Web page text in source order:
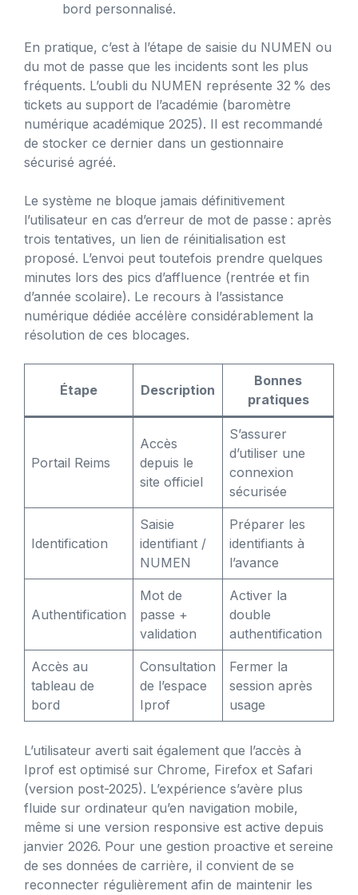
bord personnalisé.
En pratique, c’est à l’étape de saisie du NUMEN ou
du mot de passe que les incidents sont les plus
fréquents. L’oubli du NUMEN représente 32 % des
tickets au support de l’académie (baromètre
numérique académique 2025). Il est recommandé
de stocker ce dernier dans un gestionnaire
sécurisé agréé.
Le système ne bloque jamais définitivement
l’utilisateur en cas d’erreur de mot de passe : après
trois tentatives, un lien de réinitialisation est
proposé. L’envoi peut toutefois prendre quelques
minutes lors des pics d’affluence (rentrée et fin
d’année scolaire). Le recours à l’assistance
numérique dédiée accélère considérablement la
résolution de ces blocages.
Étape Description
Bonnes
pratiques
Portail Reims
Accès
depuis le
site officiel
S’assurer
d’utiliser une
connexion
sécurisée
Identification
Saisie
identifiant /
NUMEN
Préparer les
identifiants à
l’avance
Authentification
Mot de
passe +
validation
Activer la
double
authentification
Accès au
tableau de
bord
Consultation
de l’espace
Iprof
Fermer la
session après
usage
L’utilisateur averti sait également que l’accès à
Iprof est optimisé sur Chrome, Firefox et Safari
(version post-2025). L’expérience s’avère plus
fluide sur ordinateur qu’en navigation mobile,
même si une version responsive est active depuis
janvier 2026. Pour une gestion proactive et sereine
de ses données de carrière, il convient de se
reconnecter régulièrement afin de maintenir les